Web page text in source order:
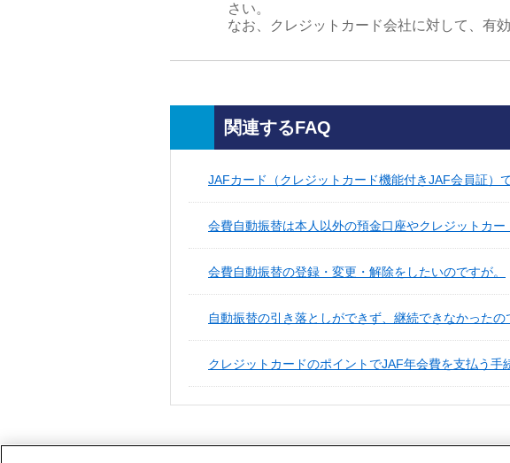
さい。
なお、クレジットカード会社に対して、有
関連するFAQ
JAFカード（クレジットカード機能付きJAF会員証）
会費自動振替は本人以外の預金口座やクレジットカー
会費自動振替の登録・変更・解除をしたいのですが。
自動振替の引き落としができず、継続できなかったの
クレジットカードのポイントでJAF年会費を支払う手